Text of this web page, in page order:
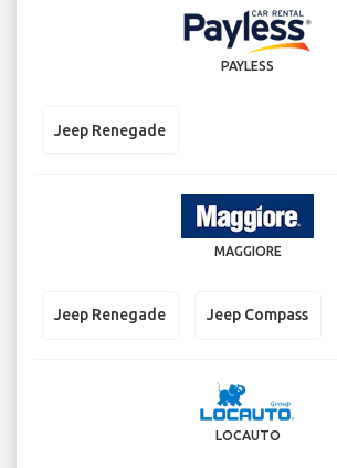
PAYLESS
Jeep Renegade
MAGGIORE
Jeep Renegade Jeep Compass
LOCAUTO